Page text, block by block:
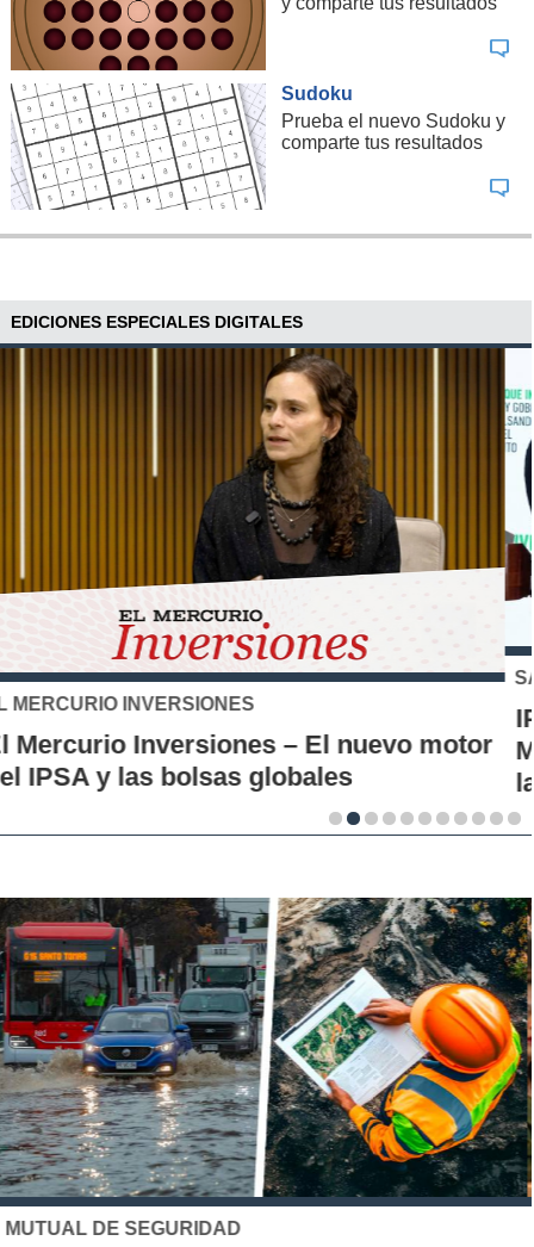
Sudoku
Prueba el nuevo Sudoku y
comparte tus resultados
EDICIONES ESPECIALES DIGITALES
SANTO TOMÁS
IP-CFT Santo Tomás y Red de Hubs
Municipales firman alianza para impulsar
la innovación en los territorios
UC